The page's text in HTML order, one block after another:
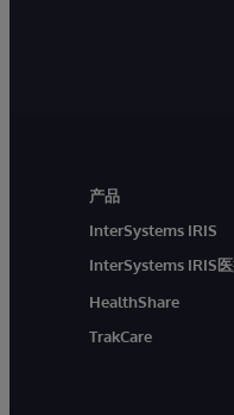
产品
InterSystems IRIS
InterSystems IRIS
HealthShare
TrakCare